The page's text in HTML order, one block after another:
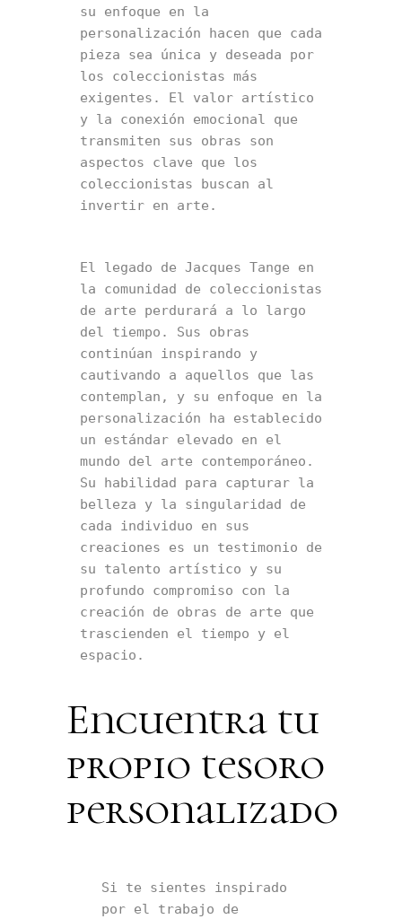
su enfoque en la
personalización hacen que cada
pieza sea única y deseada por
los coleccionistas más
exigentes. El valor artístico
y la conexión emocional que
transmiten sus obras son
aspectos clave que los
coleccionistas buscan al
invertir en arte.
El legado de Jacques Tange en
la comunidad de coleccionistas
de arte perdurará a lo largo
del tiempo. Sus obras
continúan inspirando y
cautivando a aquellos que las
contemplan, y su enfoque en la
personalización ha establecido
un estándar elevado en el
mundo del arte contemporáneo.
Su habilidad para capturar la
belleza y la singularidad de
cada individuo en sus
creaciones es un testimonio de
su talento artístico y su
profundo compromiso con la
creación de obras de arte que
trascienden el tiempo y el
espacio.
Encuentra tu
propio tesoro
personalizado
Si te sientes inspirado
por el trabajo de